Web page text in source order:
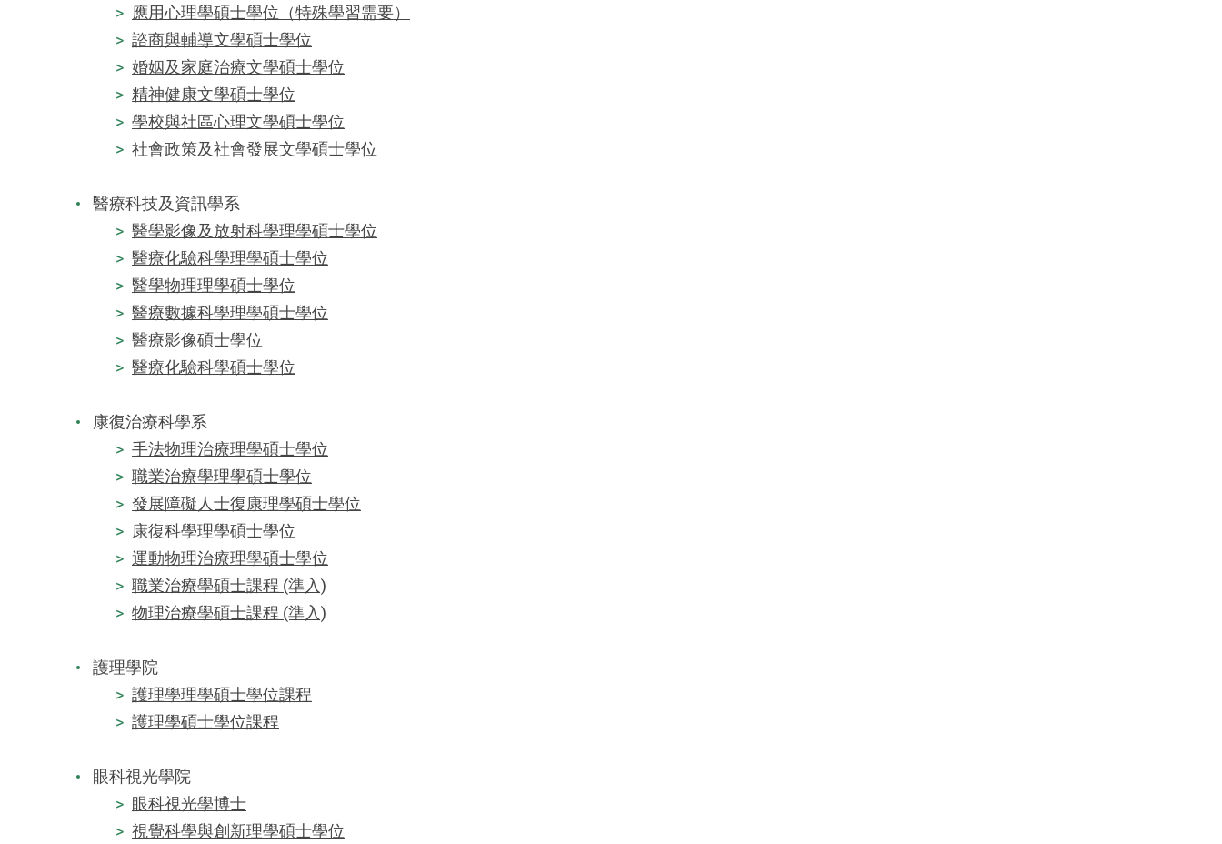
應用心理學碩士學位（特殊學習需要）
諮商與輔導文學碩士學位
婚姻及家庭治療文學碩士學位
精神健康文學碩士學位
學校與社區心理文學碩士學位
社會政策及社會發展文學碩士學位
醫療科技及資訊學系
醫學影像及放射科學理學碩士學位
醫療化驗科學理學碩士學位
醫學物理理學碩士學位
醫療數據科學理學碩士學位
醫療影像碩士學位
醫療化驗科學碩士學位
康復治療科學系
手法物理治療理學碩士學位
職業治療學理學碩士學位
發展障礙人士復康理學碩士學位
康復科學理學碩士學位
運動物理治療理學碩士學位
職業治療學碩士課程 (準入)
物理治療學碩士課程 (準入)
護理學院
護理學理學碩士學位課程
護理學碩士學位課程
眼科視光學院
眼科視光學博士
視覺科學與創新理學碩士學位